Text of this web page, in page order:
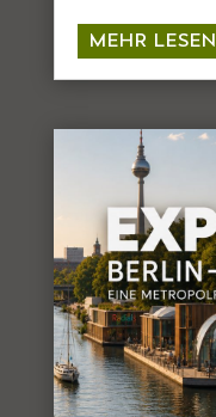
MEHR LESEN